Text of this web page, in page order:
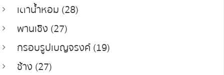
เตาน้ำหอม (28)
พานเชิง (27)
กรอบรูปเบญจรงค์ (19)
ช้าง (27)